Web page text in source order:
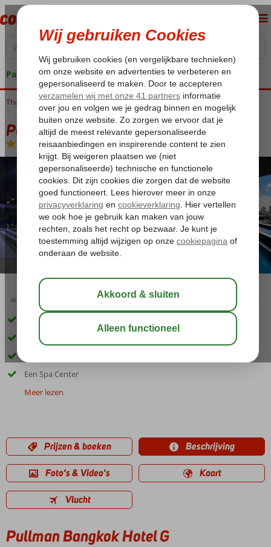
Pakketgarantie
Home
Thailand Bangkok Pullman Bangkok Hotel G
Pullman Bangkok Hotel G
Logies en ontbijt-Hotel
aug 33°
Trendy en luxe hotel in het centrum
Buitenzwembad met prachtig uitzicht
Een Spa Center
Meer lezen
Prijzen & boeken Beschrijving
Foto's & Video's Kaart
Vlucht
Pullman Bangkok Hotel G